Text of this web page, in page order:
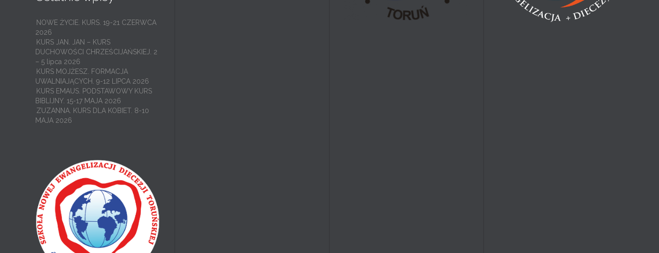
NOWE ŻYCIE. KURS. 19-21 CZERWCA
2026
KURS JAN. JAN – KURS
DUCHOWOŚCI CHRZEŚCIJAŃSKIEJ. 2
– 5 lipca 2026
KURS MOJŻESZ. FORMACJA
UWALNIAJĄCYCH. 9-12 LIPCA 2026
KURS EMAUS. PODSTAWOWY KURS
BIBLIJNY. 15-17 MAJA 2026
ZUZANNA. KURS DLA KOBIET. 8-10
MAJA 2026